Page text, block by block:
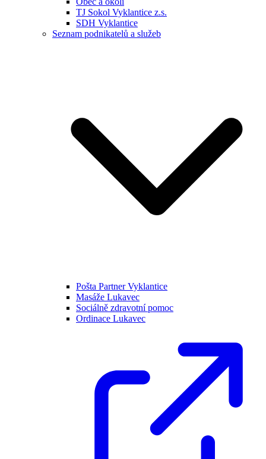
TJ Sokol Vyklantice z.s.
SDH Vyklantice
Seznam podnikatelů a služeb
Pošta Partner Vyklantice
Masáže Lukavec
Sociálně zdravotní pomoc
Ordinace Lukavec